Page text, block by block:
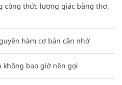
công thức lượng giác bằng thơ,
hàm cơ bản cần nhớ
không bao giờ nên gọi